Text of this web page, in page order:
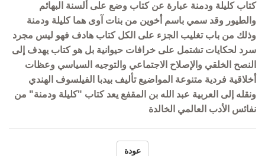
كتاب كليلة ودمنة عبارة عن كتاب وضع على ألسنة البهائم
والطيور وقد سمي باسم أخوين من بنات آوى هما كليلة ودمنة
وذلك من باب تغليب الجزء على الكل كتاب هادف فهو ليس مجرد
سرد لحكايات تشتمل على خرافات حيوانية بل هو كتاب يهدف إلى
النصح الخلقي والإصلاح الاجتماعي والتوجيه السياسي وعظات
أخلاقية فردية متنوعة المواضيع تأليف بيدبا الفيلسوف الهندي
ونقله إلى العربية عبد الله بن المقفع يعد كتاب "كليلة ودمنة" من
نفائس الأدب العالمي الخالدة
عودة